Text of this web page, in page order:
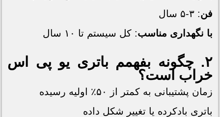
فن: ۳-۵ سال
با نگهداری مناسب: کل سیستم تا ۱۰ سال
۲. چگونه بفهمم باتری
یو پی اس
خراب است؟
زمان پشتیبانی به کمتر از ۵۰٪ اولیه رسیده
باتری بادکرده یا تغییر شکل داده